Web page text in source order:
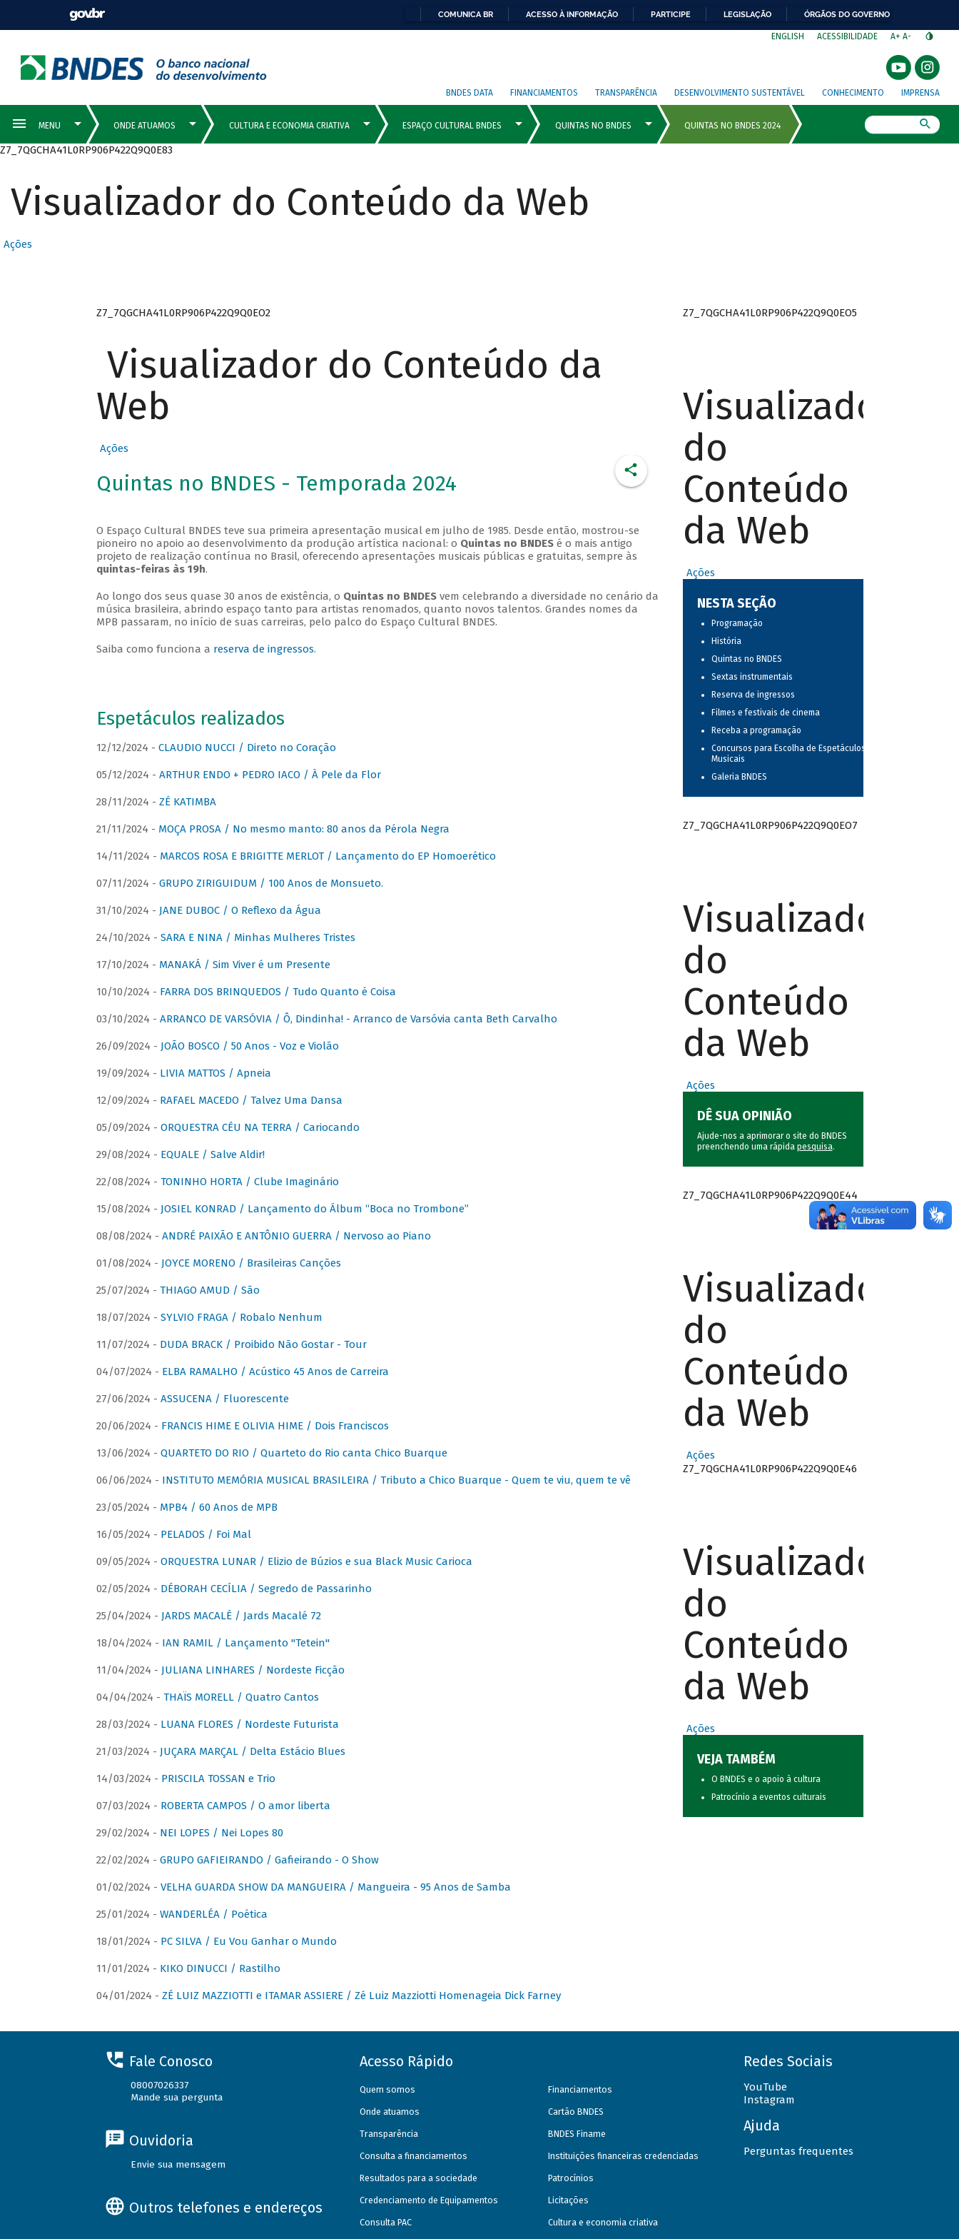
COMUNICA BR ACESSO À INFORMAÇÃO PARTICIPE LEGISLAÇÃO ÓRGÃOS DO GOVERNO
ENGLISH ACESSIBILIDADE A+ A-
BNDES DATA FINANCIAMENTOS TRANSPARÊNCIA DESENVOLVIMENTO SUSTENTÁVEL CONHECIMENTO IMPRENSA
Z7_7QGCHA41L0RP906P422Q9Q0E83
Visualizador do Conteúdo da Web
Ações
Z7_7QGCHA41L0RP906P422Q9Q0EO2
Visualizador do Conteúdo da
Web
Ações
Quintas no BNDES - Temporada 2024
O Espaço Cultural BNDES teve sua primeira apresentação musical em julho de 1985. Desde então, mostrou-se
pioneiro no apoio ao desenvolvimento da produção artística nacional: o Quintas no BNDESé o mais antigo
projeto de realização contínua no Brasil, oferecendo apresentações musicais públicas e gratuitas, sempre às
quintas-feiras às 19h.
Ao longo dos seus quase 30 anos de existência, o Quintas no BNDESvem celebrando a diversidade no cenário da
música brasileira, abrindo espaço tanto para artistas renomados, quanto novos talentos. Grandes nomes da
MPB passaram, no início de suas carreiras, pelo palco do Espaço Cultural BNDES.
Saiba como funciona a reserva de ingressos.
Espetáculos realizados
12/12/2024 - CLAUDIO NUCCI / Direto no Coração
05/12/2024 - ARTHUR ENDO + PEDRO IACO / À Pele da Flor
28/11/2024 - ZÉ KATIMBA
21/11/2024 - MOÇA PROSA / No mesmo manto: 80 anos da Pérola Negra
14/11/2024 - MARCOS ROSA E BRIGITTE MERLOT / Lançamento do EP Homoerético
07/11/2024 - GRUPO ZIRIGUIDUM / 100 Anos de Monsueto.
31/10/2024 - JANE DUBOC / O Reflexo da Água
24/10/2024 - SARA E NINA / Minhas Mulheres Tristes
17/10/2024 - MANAKÁ / Sim Viver é um Presente
10/10/2024 - FARRA DOS BRINQUEDOS / Tudo Quanto é Coisa
03/10/2024 - ARRANCO DE VARSÓVIA / Ô, Dindinha! - Arranco de Varsóvia canta Beth Carvalho
26/09/2024 - JOÃO BOSCO / 50 Anos - Voz e Violão
19/09/2024 - LIVIA MATTOS / Apneia
12/09/2024 - RAFAEL MACEDO / Talvez Uma Dansa
05/09/2024 - ORQUESTRA CÉU NA TERRA / Cariocando
29/08/2024 - EQUALE / Salve Aldir!
22/08/2024 - TONINHO HORTA / Clube Imaginário
15/08/2024 - JOSIEL KONRAD / Lançamento do Álbum “Boca no Trombone”
08/08/2024 - ANDRÉ PAIXÃO E ANTÔNIO GUERRA / Nervoso ao Piano
01/08/2024 - JOYCE MORENO / Brasileiras Canções
25/07/2024 - THIAGO AMUD / São
18/07/2024 - SYLVIO FRAGA / Robalo Nenhum
11/07/2024 - DUDA BRACK / Proibido Não Gostar - Tour
04/07/2024 - ELBA RAMALHO / Acústico 45 Anos de Carreira
27/06/2024 - ASSUCENA / Fluorescente
20/06/2024 - FRANCIS HIME E OLIVIA HIME / Dois Franciscos
13/06/2024 - QUARTETO DO RIO / Quarteto do Rio canta Chico Buarque
06/06/2024 - INSTITUTO MEMÓRIA MUSICAL BRASILEIRA / Tributo a Chico Buarque - Quem te viu, quem te vê
23/05/2024 - MPB4 / 60 Anos de MPB
16/05/2024 - PELADOS / Foi Mal
09/05/2024 - ORQUESTRA LUNAR / Elizio de Búzios e sua Black Music Carioca
02/05/2024 - DÉBORAH CECÍLIA / Segredo de Passarinho
25/04/2024 - JARDS MACALÉ / Jards Macalé 72
18/04/2024 - IAN RAMIL / Lançamento "Tetein"
11/04/2024 - JULIANA LINHARES / Nordeste Ficção
04/04/2024 - THAÏS MORELL / Quatro Cantos
28/03/2024 - LUANA FLORES / Nordeste Futurista
21/03/2024 - JUÇARA MARÇAL / Delta Estácio Blues
14/03/2024 - PRISCILA TOSSAN e Trio
07/03/2024 - ROBERTA CAMPOS / O amor liberta
29/02/2024 - NEI LOPES / Nei Lopes 80
22/02/2024 - GRUPO GAFIEIRANDO / Gafieirando - O Show
01/02/2024 - VELHA GUARDA SHOW DA MANGUEIRA / Mangueira - 95 Anos de Samba
25/01/2024 - WANDERLÉA / Poética
18/01/2024 - PC SILVA / Eu Vou Ganhar o Mundo
11/01/2024 - KIKO DINUCCI / Rastilho
04/01/2024 - ZÉ LUIZ MAZZIOTTI e ITAMAR ASSIERE / Zé Luiz Mazziotti Homenageia Dick Farney
Z7_7QGCHA41L0RP906P422Q9Q0EO5
Visualizador
do
Conteúdo
da Web
Ações
NESTA SEÇÃO
Programação
História
Quintas no BNDES
Sextas instrumentais
Reserva de ingressos
Filmes e festivais de cinema
Receba a programação
Concursos para Escolha de Espetáculos
Musicais
Galeria BNDES
Z7_7QGCHA41L0RP906P422Q9Q0EO7
Visualizador
do
Conteúdo
da Web
Ações
DÊ SUA OPINIÃO
Ajude-nos a aprimorar o site do BNDES
preenchendo uma rápida pesquisa.
Z7_7QGCHA41L0RP906P422Q9Q0E44
Visualizador
do
Conteúdo
da Web
Ações
Z7_7QGCHA41L0RP906P422Q9Q0E46
Visualizador
do
Conteúdo
da Web
Ações
VEJA TAMBÉM
O BNDES e o apoio à cultura
Patrocínio a eventos culturais
Fale Conosco
08007026337
Mande sua pergunta
Ouvidoria
Envie sua mensagem
Outros telefones e endereços
Acesso Rápido
Quem somos
Onde atuamos
Transparência
Consulta a financiamentos
Resultados para a sociedade
Credenciamento de Equipamentos
Consulta PAC
Financiamentos
Cartão BNDES
BNDES Finame
Instituições financeiras credenciadas
Patrocínios
Licitações
Cultura e economia criativa
Redes Sociais
YouTube
Instagram
Ajuda
Perguntas frequentes